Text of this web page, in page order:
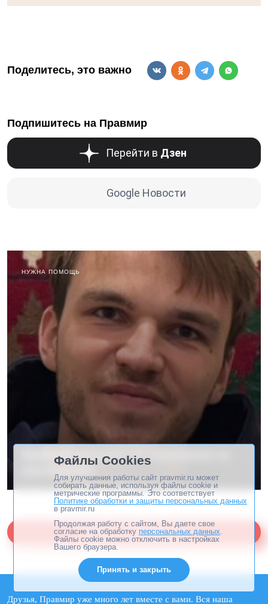
Поделитесь, это важно
Подпишитесь на Правмир
Перейти в Дзен
Google Новости
НУЖНА ПОМОЩЬ
Николай получил 14 переломов на
Помогите «Правмиру»
Друзья, Правмир уже много лет вместе с вами. Вся наша
Файлы Cookies
Для улучшения работы сайт pravmir.ru может
собирать данные, используя файлы cookie и
метрические программы. Это соответствует
Политике обработки и защиты персональных данных
в pravmir.ru
Продолжая работу с сайтом, Вы даете свое
согласие на обработку персональных данных.
Файлы cookie можно отключить в настройках
Вашего браузера.
Принять и закрыть